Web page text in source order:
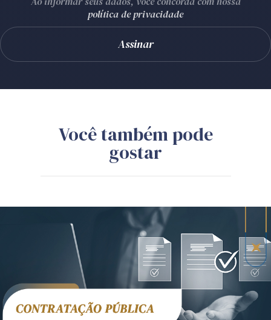
política de privacidade
Você também pode
gostar